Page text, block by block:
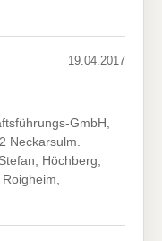
19.04.2017
GmbH,
Neckarsulm.
Höchberg,